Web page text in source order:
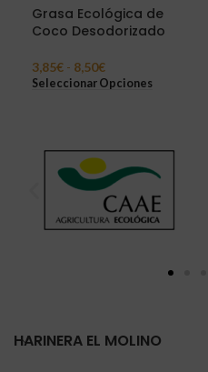
Grasa Ecológica de
Coco Desodorizado
3,85€ - 8,50€
Seleccionar Opciones
HARINERA EL MOLINO